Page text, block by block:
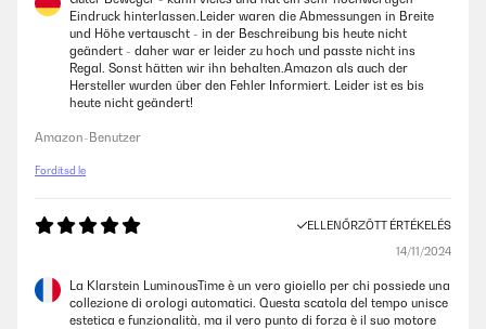
Eindruck hinterlassen.Leider waren die Abmessungen in Breite
und Höhe vertauscht - in der Beschreibung bis heute nicht
geändert - daher war er leider zu hoch und passte nicht ins
Regal. Sonst hätten wir ihn behalten.Amazon als auch der
Hersteller wurden über den Fehler Informiert. Leider ist es bis
heute nicht geändert!
Amazon-Benutzer
Fordítsd le
ELLENŐRZÖTT ÉRTÉKELÉS
14/11/2024
La Klarstein LuminousTime è un vero gioiello per chi possiede una
collezione di orologi automatici. Questa scatola del tempo unisce
estetica e funzionalità, ma il vero punto di forza è il suo motore